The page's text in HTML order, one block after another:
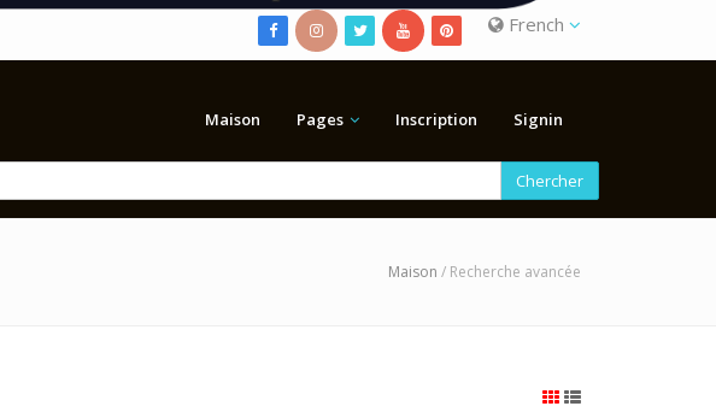
French
Maison Pages Inscription Signin
Chercher
Maison / Recherche avancée